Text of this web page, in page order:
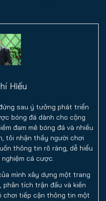
Hiếu
sau ý tưởng phát triển
bóng đá dành cho cộng
đam mê bóng đá và nhiều
tôi nhận thấy người chơi
thông tin rõ ràng, dễ hiểu
cá cược.
mình xây dựng một trang
tích trận đấu và kiến
chơi tiếp cận thông tin một